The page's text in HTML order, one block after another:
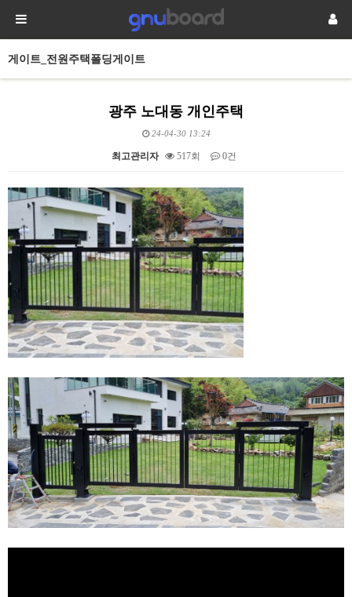
게이트_전원주택폴딩게이트
광주 노대동 개인주택
24-04-30 13:24
최고관리자 517회 0건
본문